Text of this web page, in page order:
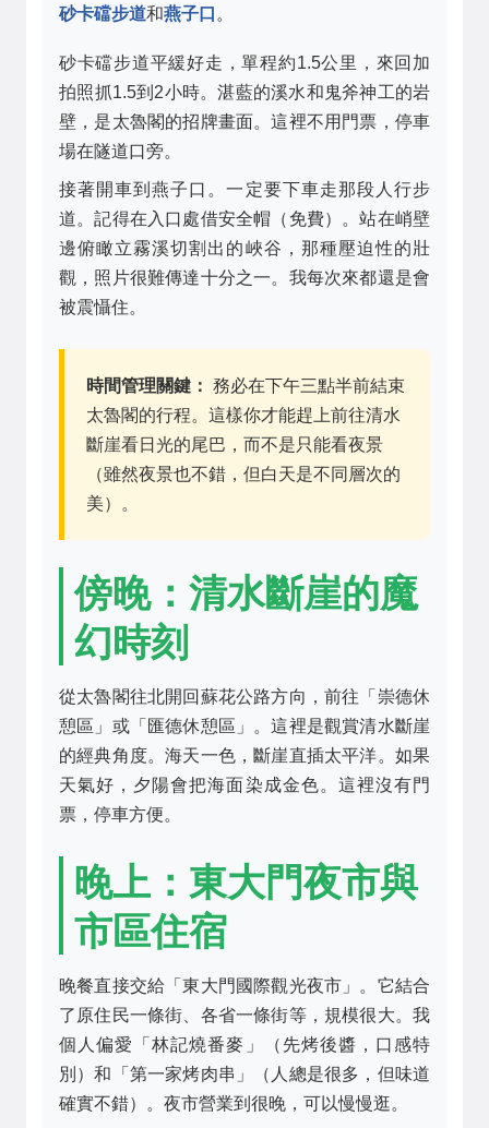
砂卡礑步道和燕子口 。
砂卡礑步道平緩好走，單程約1.5公里，來回加
拍照抓1.5到2小時。湛藍的溪水和鬼斧神工的岩
壁，是太魯閣的招牌畫面。這裡不用門票，停車
場在隧道口旁。
接著開車到燕子口。一定要下車走那段人行步
道。記得在入口處借安全帽（免費）。站在峭壁
邊俯瞰立霧溪切割出的峽谷，那種壓迫性的壯
觀，照片很難傳達十分之一。我每次來都還是會
被震懾住。
時間管理關鍵： 務必在下午三點半前結束
太魯閣的行程。這樣你才能趕上前往清水
斷崖看日光的尾巴，而不是只能看夜景
（雖然夜景也不錯，但白天是不同層次的
美）。
傍晚：清水斷崖的魔
幻時刻
從太魯閣往北開回蘇花公路方向，前往「崇德休
憩區」或「匯德休憩區」。這裡是觀賞清水斷崖
的經典角度。海天一色，斷崖直插太平洋。如果
天氣好，夕陽會把海面染成金色。這裡沒有門
票，停車方便。
晚上：東大門夜市與
市區住宿
晚餐直接交給 「東大門國際觀光夜市」 。它結合
了原住民一條街、各省一條街等，規模很大。我
個人偏愛「林記燒番麥」（先烤後醬，口感特
別）和「第一家烤肉串」（人總是很多，但味道
確實不錯）。夜市營業到很晚，可以慢慢逛。